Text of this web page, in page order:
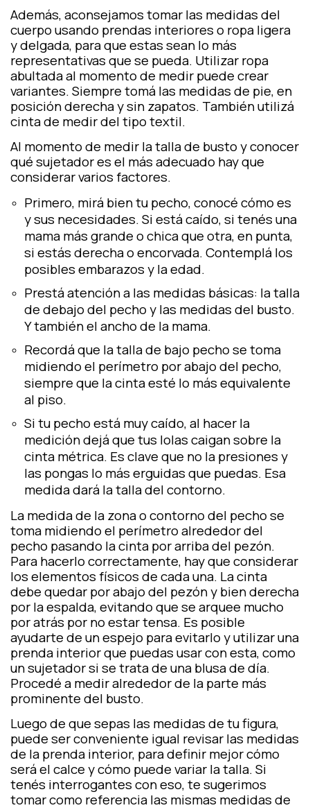
Además, aconsejamos tomar las medidas del
cuerpo usando prendas interiores o ropa ligera
y delgada, para que estas sean lo más
representativas que se pueda. Utilizar ropa
abultada al momento de medir puede crear
variantes. Siempre tomá las medidas de pie, en
posición derecha y sin zapatos. También utilizá
cinta de medir del tipo textil.
Al momento de medir la talla de busto y conocer
qué sujetador es el más adecuado hay que
considerar varios factores.
Primero, mirá bien tu pecho, conocé cómo es
y sus necesidades. Si está caído, si tenés una
mama más grande o chica que otra, en punta,
si estás derecha o encorvada. Contemplá los
posibles embarazos y la edad.
Prestá atención a las medidas básicas: la talla
de debajo del pecho y las medidas del busto.
Y también el ancho de la mama.
Recordá que la talla de bajo pecho se toma
midiendo el perímetro por abajo del pecho,
siempre que la cinta esté lo más equivalente
al piso.
Si tu pecho está muy caído, al hacer la
medición dejá que tus lolas caigan sobre la
cinta métrica. Es clave que no la presiones y
las pongas lo más erguidas que puedas. Esa
medida dará la talla del contorno.
La medida de la zona o contorno del pecho se
toma midiendo el perímetro alrededor del
pecho pasando la cinta por arriba del pezón.
Para hacerlo correctamente, hay que considerar
los elementos físicos de cada una. La cinta
debe quedar por abajo del pezón y bien derecha
por la espalda, evitando que se arquee mucho
por atrás por no estar tensa. Es posible
ayudarte de un espejo para evitarlo y utilizar una
prenda interior que puedas usar con esta, como
un sujetador si se trata de una blusa de día.
Procedé a medir alrededor de la parte más
prominente del busto.
Luego de que sepas las medidas de tu figura,
puede ser conveniente igual revisar las medidas
de la prenda interior, para definir mejor cómo
será el calce y cómo puede variar la talla. Si
tenés interrogantes con eso, te sugerimos
tomar como referencia las mismas medidas de